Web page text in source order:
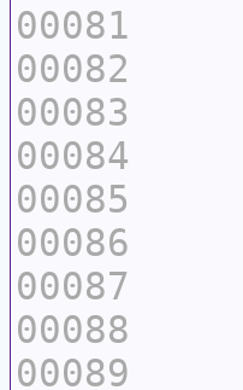
00081
00082
00083
00084
00085
00086
00087
00088
00089